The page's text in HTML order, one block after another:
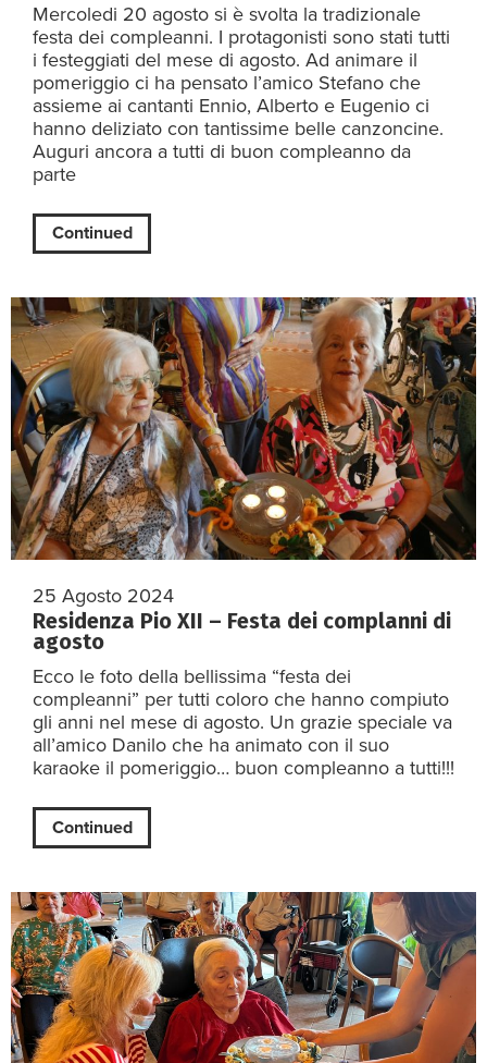
Mercoledi 20 agosto si è svolta la tradizionale
festa dei compleanni. I protagonisti sono stati tutti
i festeggiati del mese di agosto. Ad animare il
pomeriggio ci ha pensato l’amico Stefano che
assieme ai cantanti Ennio, Alberto e Eugenio ci
hanno deliziato con tantissime belle canzoncine.
Auguri ancora a tutti di buon compleanno da
parte
Continued
25 Agosto 2024
Residenza Pio XII – Festa dei complanni di
agosto
Ecco le foto della bellissima “festa dei
compleanni” per tutti coloro che hanno compiuto
gli anni nel mese di agosto. Un grazie speciale va
all’amico Danilo che ha animato con il suo
karaoke il pomeriggio… buon compleanno a tutti!!!
Continued